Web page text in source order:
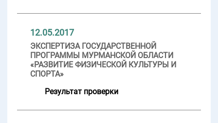
12.05.2017
ЭКСПЕРТИЗА ГОСУДАРСТВЕННОЙ
ПРОГРАММЫ МУРМАНСКОЙ ОБЛАСТИ
«РАЗВИТИЕ ФИЗИЧЕСКОЙ КУЛЬТУРЫ И
СПОРТА»
Результат проверки